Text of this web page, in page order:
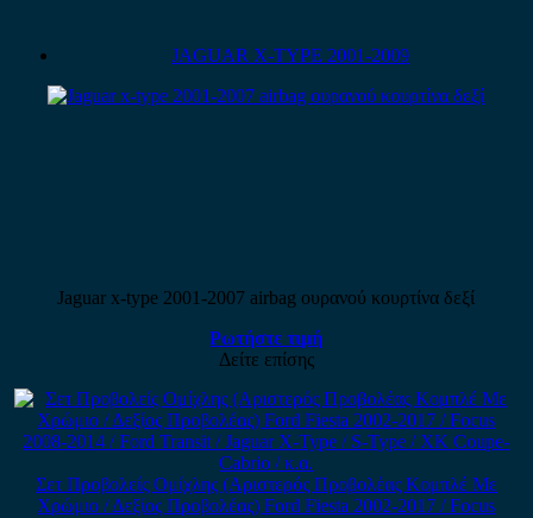
JAGUAR X-TYPE 2001-2009
Jaguar x-type 2001-2007 airbag ουρανού κουρτίνα δεξί
Ρωτήστε τιμή
Δείτε επίσης
Σετ Προβολείς Ομίχλης (Αριστερός Προβολέας Κομπλέ Με
Χρώμιο / Δεξίος Προβολέας) Ford Fiesta 2002-2017 / Focus